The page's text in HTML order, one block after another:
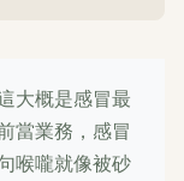
大概是感冒最
當業務，感冒
喉嚨就像被砂